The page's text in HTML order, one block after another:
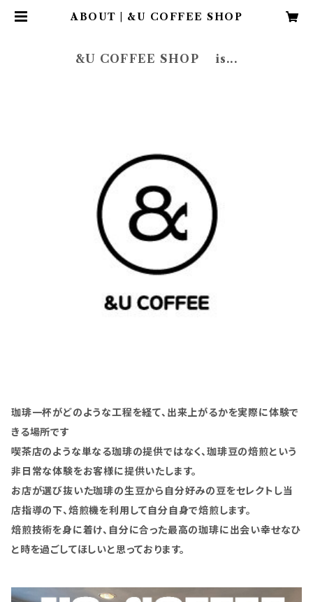
ABOUT | &U COFFEE SHOP
&U COFFEE SHOP is...
珈琲一杯がどのような工程を経て、出来上がるかを実際に体験で
きる場所です
喫茶店のような単なる珈琲の提供ではなく、珈琲豆の焙煎という
非日常な体験をお客様に提供いたします。
お店が選び抜いた珈琲の生豆から自分好みの豆をセレクトし当
店指導の下、焙煎機を利用して自分自身で焙煎します。
焙煎技術を身に着け、自分に合った最高の珈琲に出会い幸せなひ
と時を過ごしてほしいと思っております。